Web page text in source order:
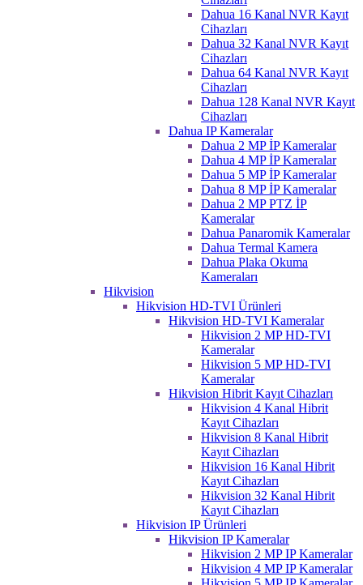
Dahua 16 Kanal NVR Kayıt
Cihazları
Dahua 32 Kanal NVR Kayıt
Cihazları
Dahua 64 Kanal NVR Kayıt
Cihazları
Dahua 128 Kanal NVR Kayıt
Cihazları
Dahua IP Kameralar
Dahua 2 MP İP Kameralar
Dahua 4 MP İP Kameralar
Dahua 5 MP İP Kameralar
Dahua 8 MP İP Kameralar
Dahua 2 MP PTZ İP
Kameralar
Dahua Panaromik Kameralar
Dahua Termal Kamera
Dahua Plaka Okuma
Kameraları
Hikvision
Hikvision HD-TVI Ürünleri
Hikvision HD-TVI Kameralar
Hikvision 2 MP HD-TVI
Kameralar
Hikvision 5 MP HD-TVI
Kameralar
Hikvision Hibrit Kayıt Cihazları
Hikvision 4 Kanal Hibrit
Kayıt Cihazları
Hikvision 8 Kanal Hibrit
Kayıt Cihazları
Hikvision 16 Kanal Hibrit
Kayıt Cihazları
Hikvision 32 Kanal Hibrit
Kayıt Cihazları
Hikvision IP Ürünleri
Hikvision IP Kameralar
Hikvision 2 MP IP Kameralar
Hikvision 4 MP IP Kameralar